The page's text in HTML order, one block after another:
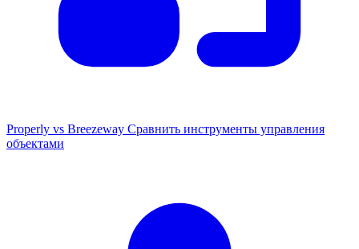
Properly vs Breezeway Сравнить инструменты управления
объектами